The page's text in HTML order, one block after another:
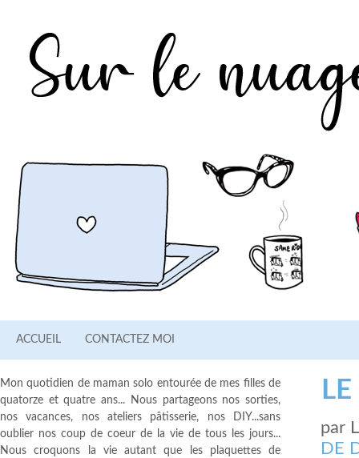
ACCUEIL CONTACTEZ MOI
par
DE
Mon quotidien de maman solo entourée de mes filles de
quatorze et quatre ans... Nous partageons nos sorties,
nos vacances, nos ateliers pâtisserie, nos DIY...sans
oublier nos coup de coeur de la vie de tous les jours...
Nous croquons la vie autant que les plaquettes de